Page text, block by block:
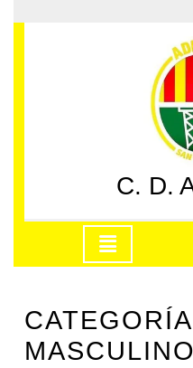
al
C. D.
apertura